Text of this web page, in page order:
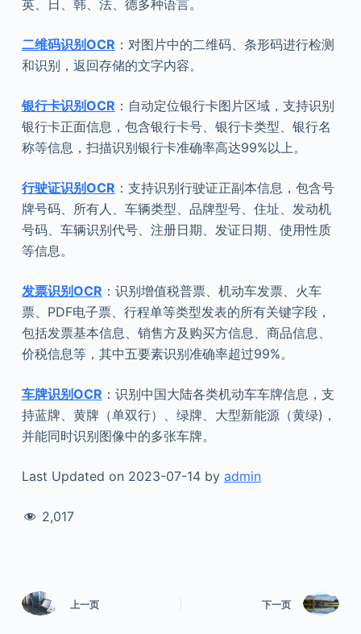
英、日、韩、法、德多种语言。
二维码识别OCR ：对图片中的二维码、条形码进行检测
和识别，返回存储的文字内容。
银行卡识别OCR ：自动定位银行卡图片区域，支持识别
银行卡正面信息，包含银行卡号、银行卡类型、银行名
称等信息，扫描识别银行卡准确率高达99%以上。
行驶证识别OCR ：支持识别行驶证正副本信息，包含号
牌号码、所有人、车辆类型、品牌型号、住址、发动机
号码、车辆识别代号、注册日期、发证日期、使用性质
等信息。
发票识别OCR ：识别增值税普票、机动车发票、火车
票、PDF电子票、行程单等类型发表的所有关键字段，
包括发票基本信息、销售方及购买方信息、商品信息、
价税信息等，其中五要素识别准确率超过99%。
车牌识别OCR ：识别中国大陆各类机动车车牌信息，支
持蓝牌、黄牌（单双行）、绿牌、大型新能源（黄绿)，
并能同时识别图像中的多张车牌。
Last Updated on 2023-07-14 by admin
2,017
上一页 下一页